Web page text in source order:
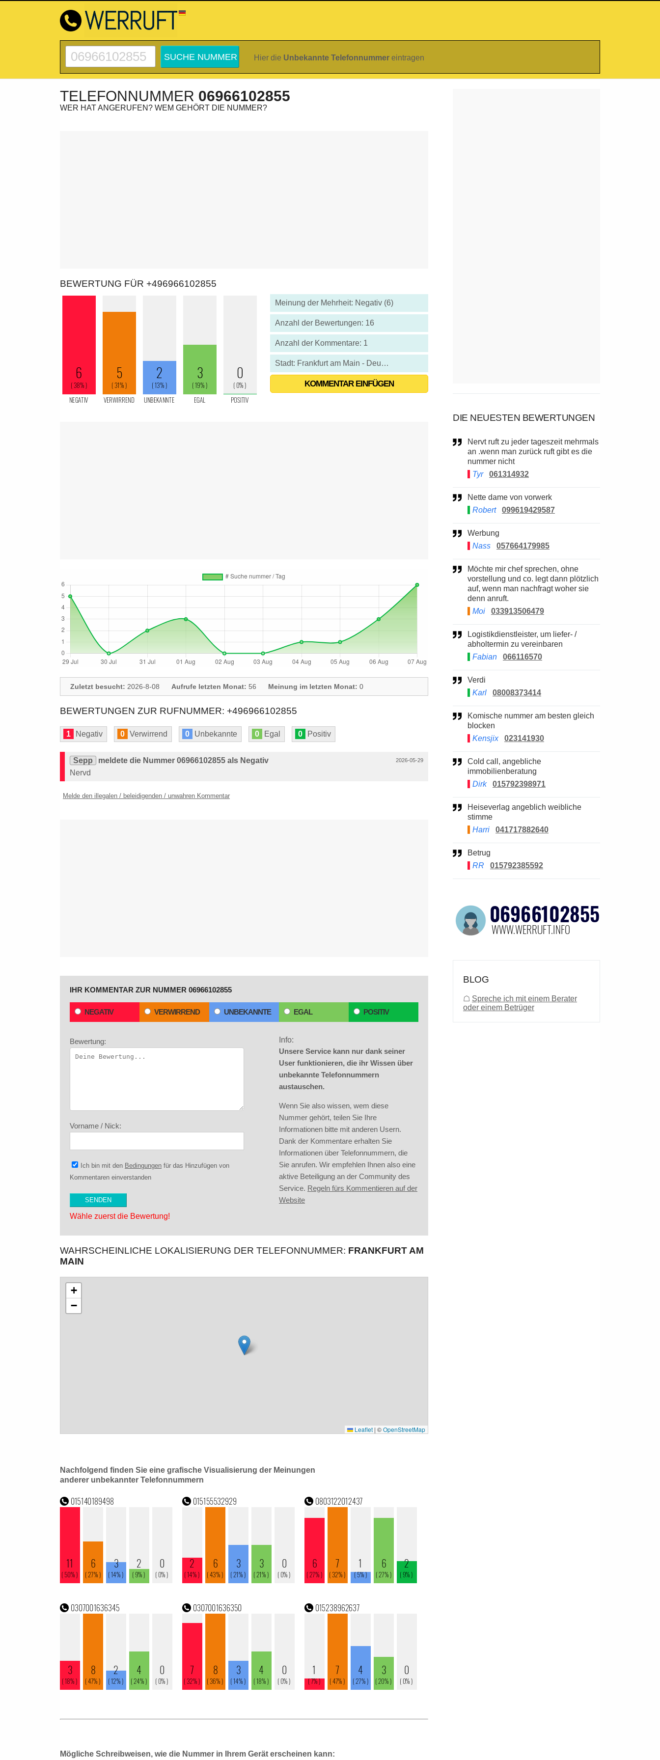
Hier die Unbekannte Telefonnummer eintragen
TELEFONNUMMER 06966102855
WER HAT ANGERUFEN? WEM GEHÖRT DIE NUMMER?
BEWERTUNG FÜR +496966102855
Meinung der Mehrheit: Negativ (6)
Anzahl der Bewertungen: 16
Anzahl der Kommentare: 1
Stadt: Frankfurt am Main - Deutschland
KOMMENTAR EINFÜGEN
Zuletzt besucht: 2026-8-08 Aufrufe letzten Monat: 56 Meinung im letzten Monat: 0
BEWERTUNGEN ZUR RUFNUMMER: +496966102855
1 Negativ 0 Verwirrend 0 Unbekannte 0 Egal 0 Positiv
2026-05-29
Sepp
meldete die Nummer 06966102855 als Negativ
Nervd
Melde den illegalen / beleidigenden / unwahren Kommentar
IHR KOMMENTAR ZUR NUMMER 06966102855
NEGATIV VERWIRREND UNBEKANNTE EGAL POSITIV
Bewertung:
Vorname / Nick:
Ich bin mit den Bedingungen für das Hinzufügen von
Kommentaren einverstanden
Wähle zuerst die Bewertung!
Info:
Unsere Service kann nur dank seiner
User funktionieren, die ihr Wissen über
unbekannte Telefonnummern
austauschen.
Wenn Sie also wissen, wem diese
Nummer gehört, teilen Sie Ihre
Informationen bitte mit anderen Usern.
Dank der Kommentare erhalten Sie
Informationen über Telefonnummern, die
Sie anrufen. Wir empfehlen Ihnen also eine
aktive Beteiligung an der Community des
Service. Regeln fürs Kommentieren auf der
Website
WAHRSCHEINLICHE LOKALISIERUNG DER TELEFONNUMMER: FRANKFURT AM
MAIN
Nachfolgend finden Sie eine grafische Visualisierung der Meinungen
anderer unbekannter Telefonnummern
Mögliche Schreibweisen, wie die Nummer in Ihrem Gerät erscheinen kann:
DIE NEUESTEN BEWERTUNGEN
Nervt ruft zu jeder tageszeit mehrmals
an .wenn man zurück ruft gibt es die
nummer nicht
Tyr
061314932
Nette dame von vorwerk
Robert
099619429587
Werbung
Nass
057664179985
Möchte mir chef sprechen, ohne
vorstellung und co. legt dann plötzlich
auf, wenn man nachfragt woher sie
denn anruft.
Moi
033913506479
Logistikdienstleister, um liefer- /
abholtermin zu vereinbaren
Fabian
066116570
Verdi
Karl
08008373414
Komische nummer am besten gleich
blocken
Kensjix
023141930
Cold call, angebliche
immobilienberatung
Dirk
015792398971
Heiseverlag angeblich weibliche
stimme
Harri
041717882640
Betrug
RR
015792385592
BLOG
☖ Spreche ich mit einem Berater
oder einem Betrüger